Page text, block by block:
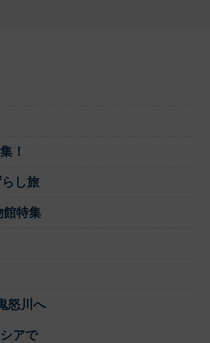
！
し旅
館特集
怒川へ
アで